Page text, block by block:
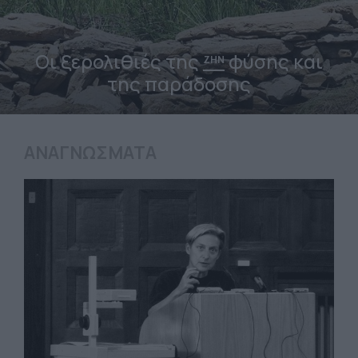
ΖΗΝ«Σύνδρομο Ξεχασμένου
Μωρού»